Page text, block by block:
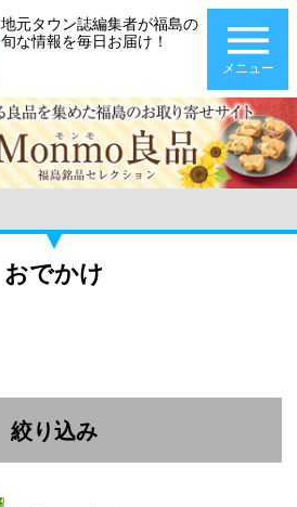
地元タウン誌編集者が福島の
旬な情報を毎日お届け！
メニュー
おでかけ
絞り込み